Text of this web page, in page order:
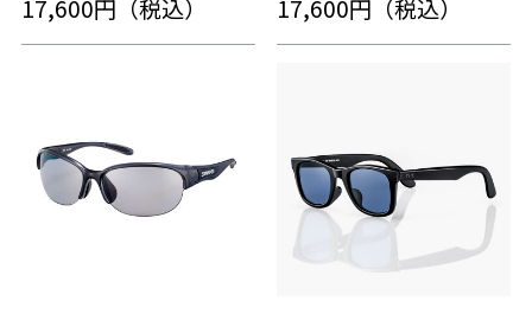
17,600円（税込） 17,600円（税込）